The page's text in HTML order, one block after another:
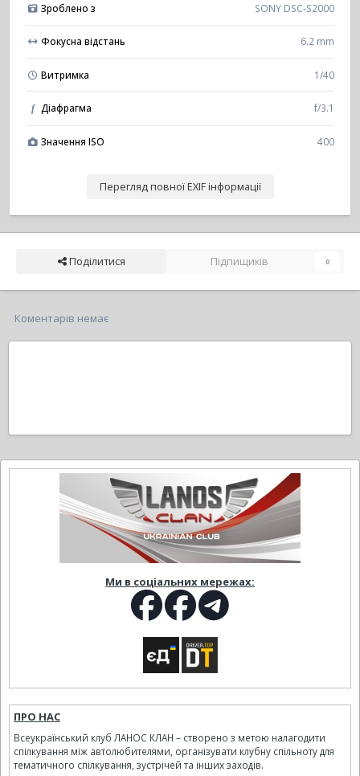
Зроблено з SONY DSC-S2000
Фокусна відстань 6.2 mm
Витримка 1/40
f Діафрагма f/3.1
Значення ISO 400
Перегляд повної EXIF інформації
Поділитися Підпищиків 0
Коментарів немає
Ми в соціальних мережах:
ПРО НАС
Всеукраїнський клуб ЛАНОС КЛАН – створено з метою налагодити
спілкування між автолюбителями, організувати клубну спільноту для
тематичного спілкування, зустрічей та інших заходів.